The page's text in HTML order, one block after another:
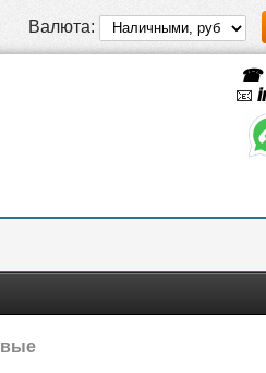
Валюта:
☎
📧